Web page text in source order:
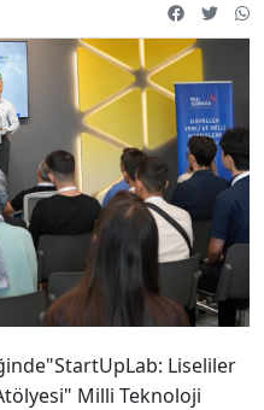
Liseliler
Milli Teknoloji